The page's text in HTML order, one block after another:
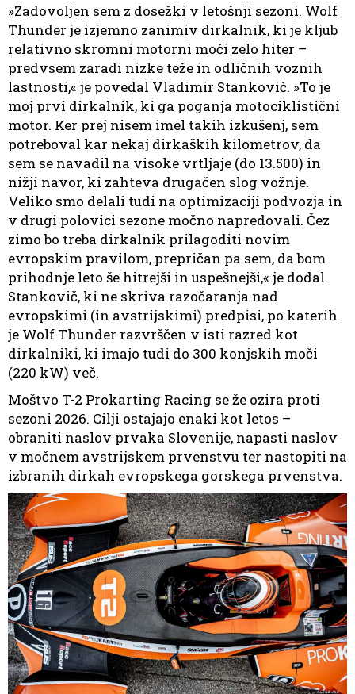
»Zadovoljen sem z dosežki v letošnji sezoni. Wolf
Thunder je izjemno zanimiv dirkalnik, ki je kljub
relativno skromni motorni moči zelo hiter –
predvsem zaradi nizke teže in odličnih voznih
lastnosti,« je povedal Vladimir Stankovič. »To je
moj prvi dirkalnik, ki ga poganja motociklistični
motor. Ker prej nisem imel takih izkušenj, sem
potreboval kar nekaj dirkaških kilometrov, da
sem se navadil na visoke vrtljaje (do 13.500) in
nižji navor, ki zahteva drugačen slog vožnje.
Veliko smo delali tudi na optimizaciji podvozja in
v drugi polovici sezone močno napredovali. Čez
zimo bo treba dirkalnik prilagoditi novim
evropskim pravilom, prepričan pa sem, da bom
prihodnje leto še hitrejši in uspešnejši,« je dodal
Stankovič, ki ne skriva razočaranja nad
evropskimi (in avstrijskimi) predpisi, po katerih
je Wolf Thunder razvrščen v isti razred kot
dirkalniki, ki imajo tudi do 300 konjskih moči
(220 kW) več.
Moštvo T-2 Prokarting Racing se že ozira proti
sezoni 2026. Cilji ostajajo enaki kot letos –
obraniti naslov prvaka Slovenije, napasti naslov
v močnem avstrijskem prvenstvu ter nastopiti na
izbranih dirkah evropskega gorskega prvenstva.